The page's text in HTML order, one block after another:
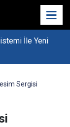
İle Yeni
Sergisi